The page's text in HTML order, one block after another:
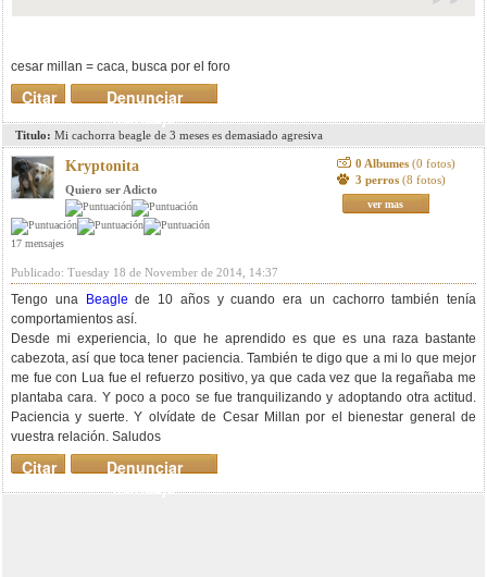
cesar millan = caca, busca por el foro
Denunciar
mensaje
Citar
Titulo: Mi cachorra beagle de 3 meses es demasiado agresiva
Kryptonita
Quiero ser Adicto
17 mensajes
0 Albumes (0 fotos)
3 perros (8 fotos)
ver mas
Publicado: Tuesday 18 de November de 2014, 14:37
Tengo una Beagle de 10 años y cuando era un cachorro también tenía
comportamientos así.
Desde mi experiencia, lo que he aprendido es que es una raza bastante
cabezota, así que toca tener paciencia. También te digo que a mi lo que mejor
me fue con Lua fue el refuerzo positivo, ya que cada vez que la regañaba me
plantaba cara. Y poco a poco se fue tranquilizando y adoptando otra actitud.
Paciencia y suerte. Y olvídate de Cesar Millan por el bienestar general de
vuestra relación. Saludos
Denunciar
mensaje
Citar